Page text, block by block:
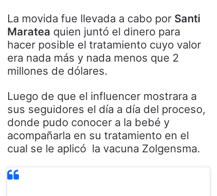
La movida fue llevada a cabo por Santi
Maratea quien juntó el dinero para
hacer posible el tratamiento cuyo valor
era nada más y nada menos que 2
millones de dólares.
Luego de que el influencer mostrara a
sus seguidores el día a día del proceso,
donde pudo conocer a la bebé y
acompañarla en su tratamiento en el
cual se le aplicó la vacuna Zolgensma.